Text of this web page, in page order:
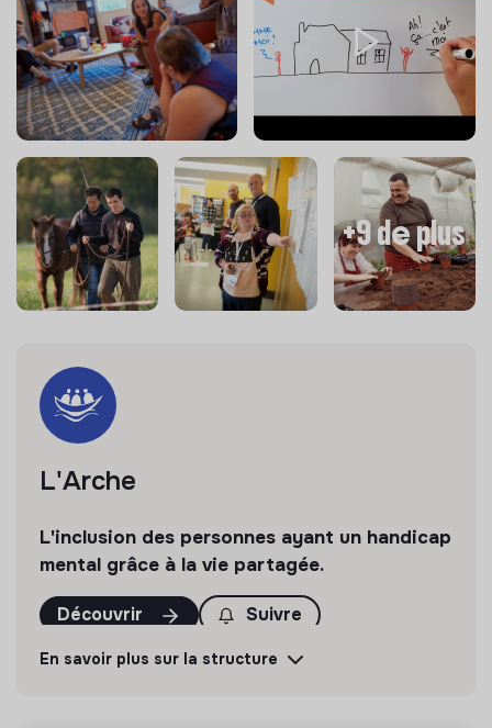
+9 de plus
L'Arche
L'inclusion des personnes ayant un handicap
mental grâce à la vie partagée.
Découvrir Suivre
En savoir plus sur la structure